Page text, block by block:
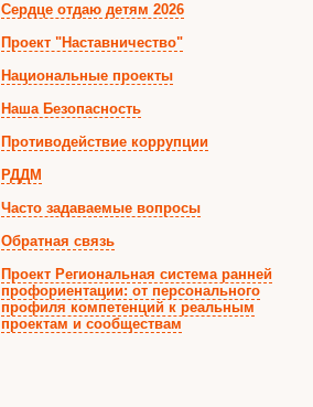
Сердце отдаю детям 2026
Проект "Наставничество"
Национальные проекты
Наша Безопасность
Противодействие коррупции
РДДМ
Часто задаваемые вопросы
Обратная связь
Проект Региональная система ранней
профориентации: от персонального
профиля компетенций к реальным
проектам и сообществам